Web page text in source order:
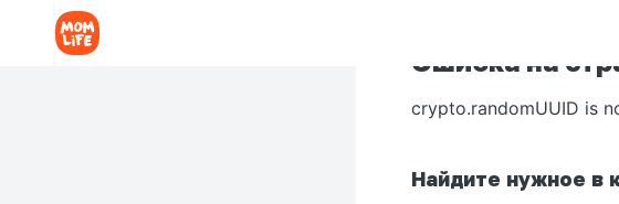
Ошибка на
crypto.randomUUID is
Найдите нужное в